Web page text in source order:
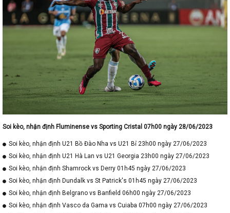
Soi kèo, nhận định Fluminense vs Sporting Cristal 07h00 ngày 28/06/2023
Soi kèo, nhận định U21 Bồ Đào Nha vs U21 Bỉ 23h00 ngày 27/06/2023
Soi kèo, nhận định U21 Hà Lan vs U21 Georgia 23h00 ngày 27/06/2023
Soi kèo, nhận định Shamrock vs Derry 01h45 ngày 27/06/2023
Soi kèo, nhận định Dundalk vs St Patrick's 01h45 ngày 27/06/2023
Soi kèo, nhận định Belgrano vs Banfield 06h00 ngày 27/06/2023
Soi kèo, nhận định Vasco da Gama vs Cuiaba 07h00 ngày 27/06/2023